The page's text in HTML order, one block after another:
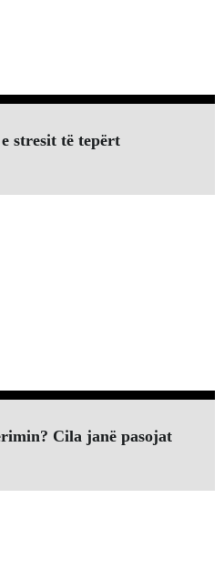
stresit të tepërt
Cila janë pasojat